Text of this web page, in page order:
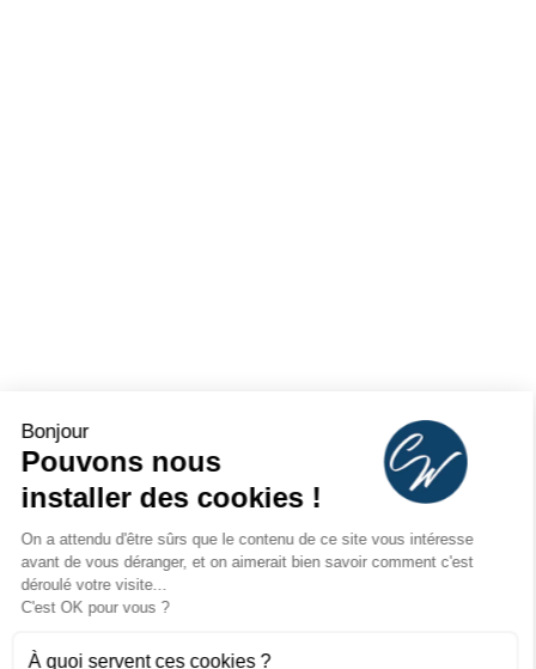
Bonjour
Pouvons nous
installer des cookies !
On a attendu d'être sûrs que le contenu de ce site vous intéresse
avant de vous déranger, et on aimerait bien savoir comment c'est
déroulé votre visite...
C'est OK pour vous ?
À quoi servent ces cookies ?